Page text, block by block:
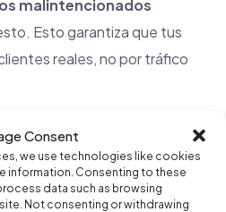
Consent
we use technologies like cookies
information. Consenting to these
data such as browsing
Not consenting or withdrawing
malintencionados
Esto garantiza que tus
reales, no por tráfico
el Marketing Digital: El
Impulsada por IA con